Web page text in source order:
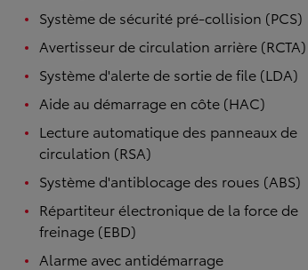
Système de sécurité pré-collision (PCS)
Avertisseur de circulation arrière (RCTA)
Système d'alerte de sortie de file (LDA)
Aide au démarrage en côte (HAC)
Lecture automatique des panneaux de
circulation (RSA)
Système d'antiblocage des roues (ABS)
Répartiteur électronique de la force de
freinage (EBD)
Alarme avec antidémarrage